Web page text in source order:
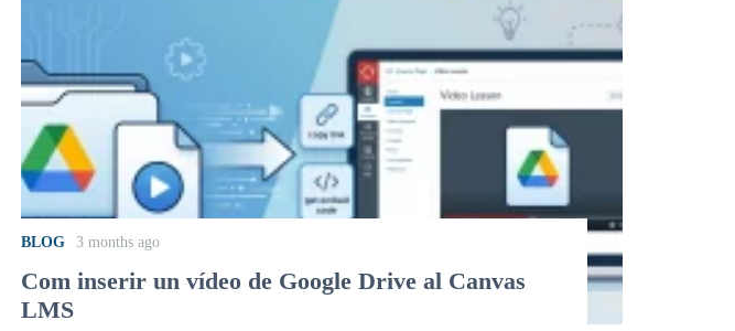
BLOG 3 months ago
Com inserir un vídeo de Google Drive al Canvas
LMS